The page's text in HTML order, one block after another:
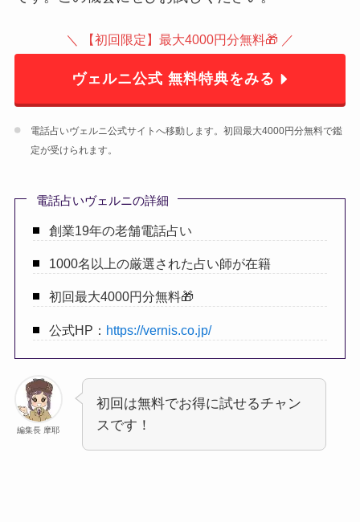
＼ 【初回限定】最大4000円分無料🎁 ／
ヴェルニ公式 無料特典をみる
電話占いヴェルニ公式サイトへ移動します。初回最大4000円分無料で鑑
定が受けられます。
電話占いヴェルニの詳細
創業19年の老舗電話占い
1000名以上の厳選された占い師が在籍
初回最大4000円分無料🎁
公式HP： https://vernis.co.jp/
編集長 摩耶
初回は無料でお得に試せるチャン
スです！